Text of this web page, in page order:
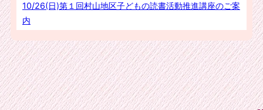
10/26(日)第１回村山地区子どもの読書活動推進講座のご案
内